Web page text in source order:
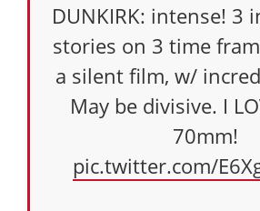
DUNKIRK: intense! 3
stories on 3 time
a silent film, w/
May be divisive. I
70mm!
pic.twitter.com/